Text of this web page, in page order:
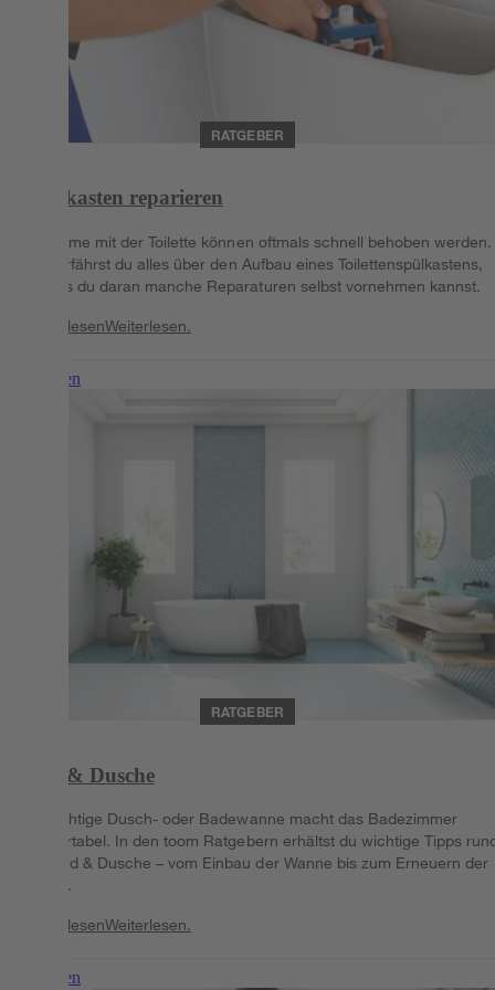
RATGEBER
Spülkasten reparieren
Probleme mit der Toilette können oftmals schnell behoben werden.
Hier erfährst du alles über den Aufbau eines Toilettenspülkastens,
sodass du daran manche Reparaturen selbst vornehmen kannst.
WeiterlesenWeiterlesen.
Weiterlesen
RATGEBER
Bad & Dusche
Die richtige Dusch- oder Badewanne macht das Badezimmer
komfortabel. In den toom Ratgebern erhältst du wichtige Tipps
um Bad & Dusche – vom Einbau der Wanne bis zum Erneuern der
Fugen.
WeiterlesenWeiterlesen.
Weiterlesen